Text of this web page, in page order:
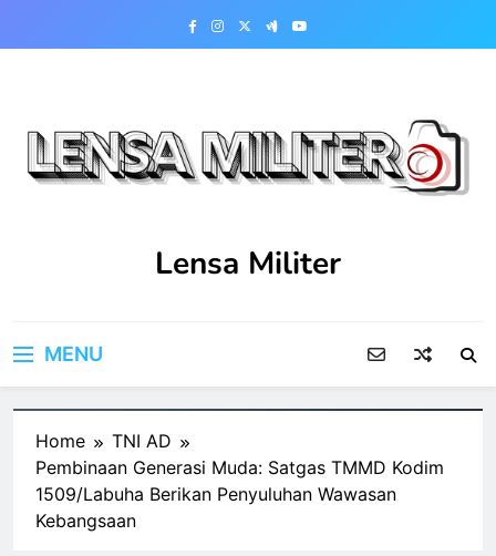
Lensa Militer
MENU
Home
TNI AD
Pembinaan Generasi Muda: Satgas TMMD Kodim
1509/Labuha Berikan Penyuluhan Wawasan
Kebangsaan